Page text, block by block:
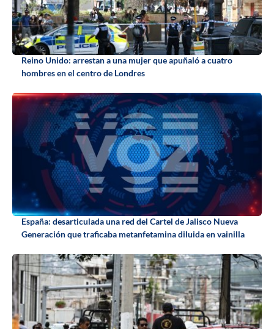
Reino Unido: arrestan a una mujer que apuñaló a cuatro
hombres en el centro de Londres
España: desarticulada una red del Cartel de Jalisco Nueva
Generación que traficaba metanfetamina diluida en vainilla